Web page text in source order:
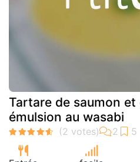
Tartare de saumon
émulsion au wasabi